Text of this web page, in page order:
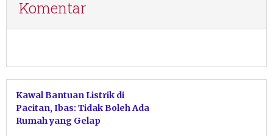
Komentar
Kawal Bantuan Listrik di
Pacitan, Ibas: Tidak Boleh Ada
Rumah yang Gelap